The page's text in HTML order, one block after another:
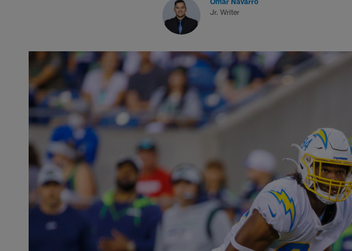
Jr. Writer